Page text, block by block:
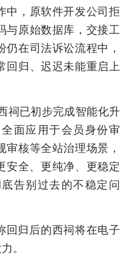
中，原软件开发公司拒
与原始数据库，交接工
在司法诉讼流程中，
回归、迟迟未能重启上
祠已初步完成智能化升
面应用于会员身份审
核等全站治理场景，
安全、更纯净、更稳定
告别过去的不稳定问
回归后的西祠将在电子
。